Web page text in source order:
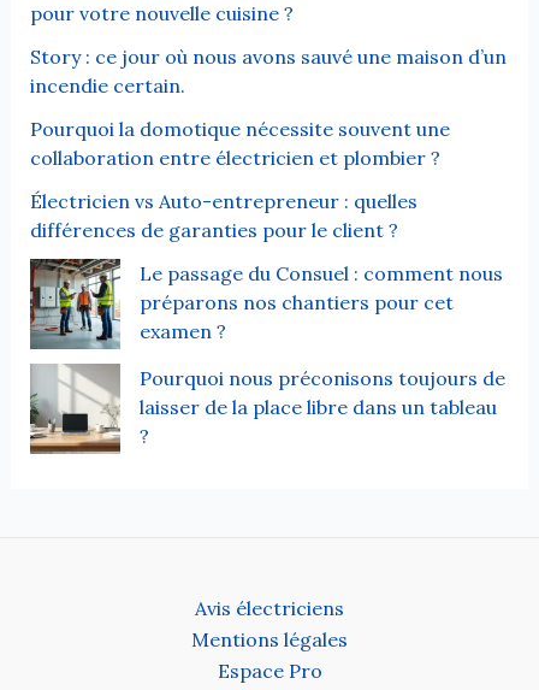
pour votre nouvelle cuisine ?
Story : ce jour où nous avons sauvé une maison d’un
incendie certain.
Pourquoi la domotique nécessite souvent une
collaboration entre électricien et plombier ?
Électricien vs Auto-entrepreneur : quelles
différences de garanties pour le client ?
Le passage du Consuel : comment nous
préparons nos chantiers pour cet
examen ?
Pourquoi nous préconisons toujours de
laisser de la place libre dans un tableau
?
Avis électriciens
Mentions légales
Espace Pro